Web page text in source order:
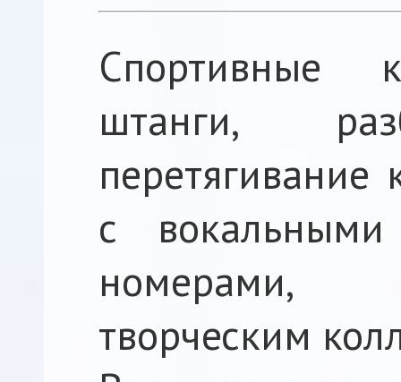
штанги,
перетягивание
с
номерами,
творческим